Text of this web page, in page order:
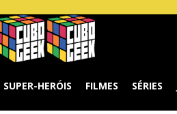
Cubo
Geek
SUPER-HERÓIS FILMES SÉRIES